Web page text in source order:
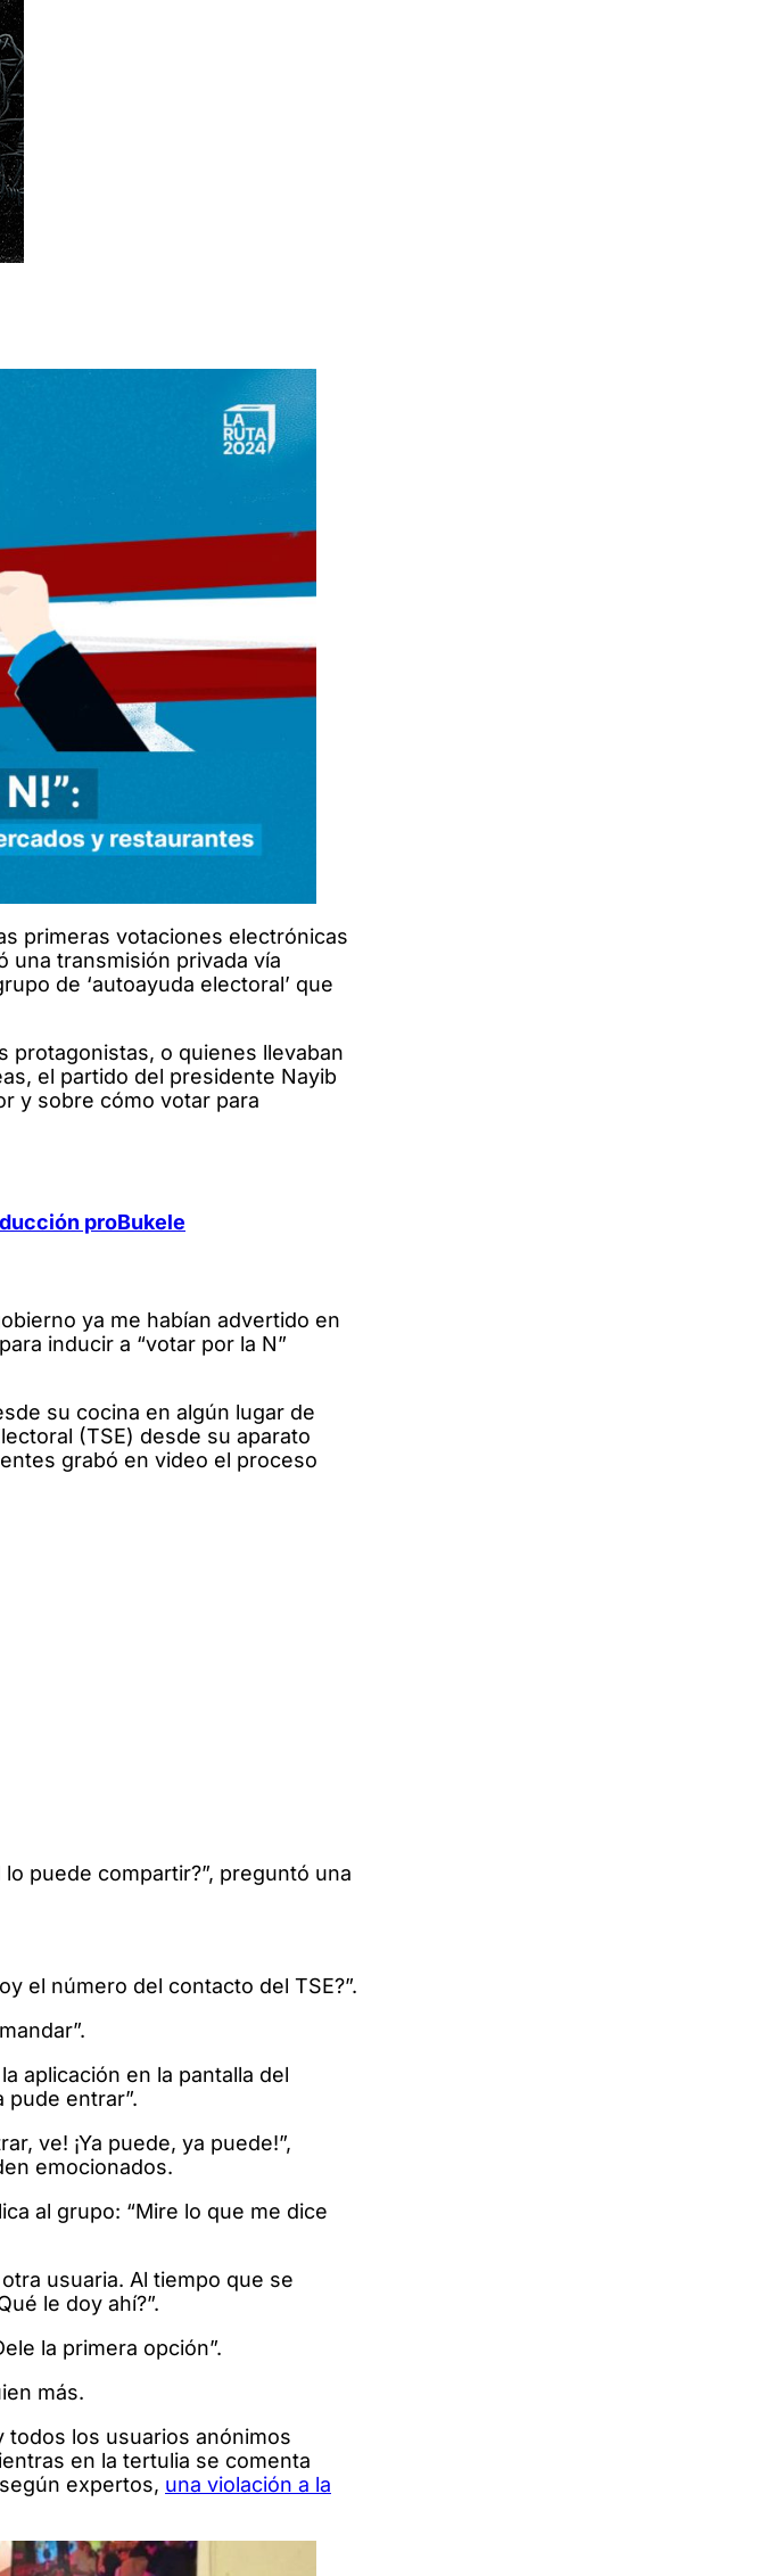
primeras votaciones electrónicas
una transmisión privada vía
de ‘autoayuda electoral’ que
protagonistas, o quienes llevaban
el partido del presidente Nayib
y sobre cómo votar para
proBukele
ya me habían advertido en
inducir a “votar por la N”
su cocina en algún lugar de
(TSE) desde su aparato
grabó en video el proceso
puede compartir?”, preguntó una
el número del contacto del TSE?”.
aplicación en la pantalla del
pude entrar”.
ve! ¡Ya puede, ya puede!”,
emocionados.
al grupo: “Mire lo que me dice
usuaria. Al tiempo que se
le doy ahí?”.
la primera opción”.
más.
todos los usuarios anónimos
en la tertulia se comenta
expertos, una violación a la